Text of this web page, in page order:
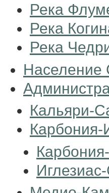
Река
Река
Река
Население
Кальяри-
Карбония-